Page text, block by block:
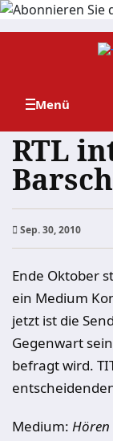
Zum
RTL
Sep. 30, 2010
Ende Oktober
ein Medium
jetzt ist die
Gegenwart
befragt wird.
Medium: Hören